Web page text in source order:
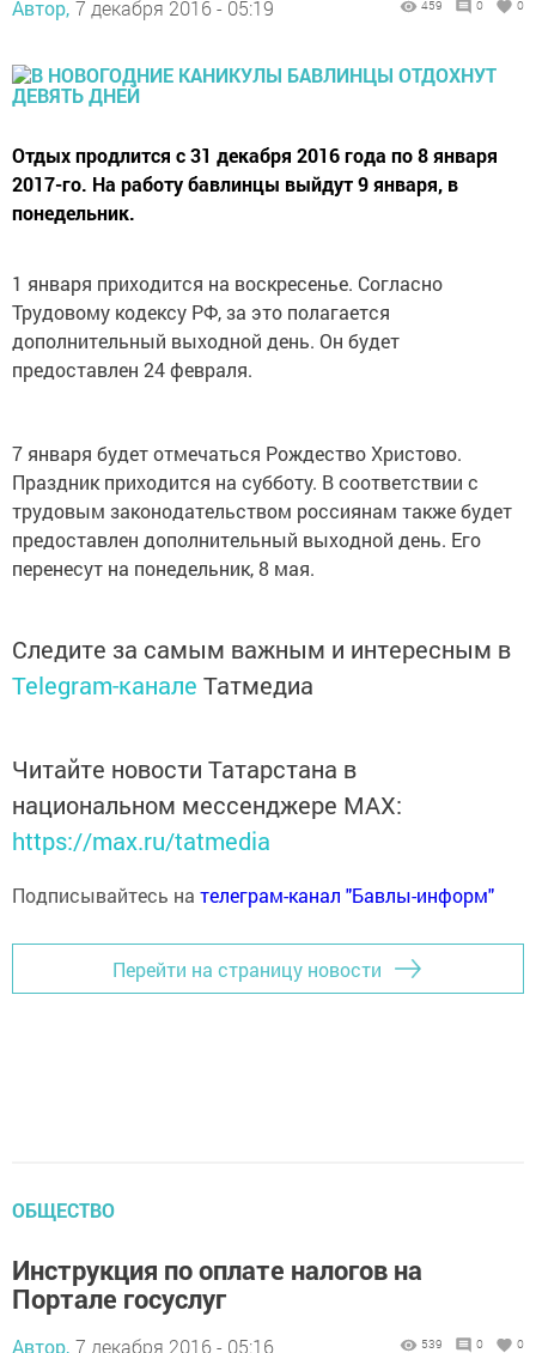
Автор, 7 декабря 2016 - 05:19 459 0 0
Отдых продлится с 31 декабря 2016 года по 8 января
2017-го. На работу бавлинцы выйдут 9 января, в
понедельник.
1 января приходится на воскресенье. Согласно
Трудовому кодексу РФ, за это полагается
дополнительный выходной день. Он будет
предоставлен 24 февраля.
7 января будет отмечаться Рождество Христово.
Праздник приходится на субботу. В соответствии с
трудовым законодательством россиянам также будет
предоставлен дополнительный выходной день. Его
перенесут на понедельник, 8 мая.
Следите за самым важным и интересным в
Telegram-канале Татмедиа
Читайте новости Татарстана в
национальном мессенджере MАХ:
https://max.ru/tatmedia
Подписывайтесь на телеграм-канал "Бавлы-информ"
Перейти на страницу новости
ОБЩЕСТВО
Инструкция по оплате налогов на
Портале госуслуг
Автор, 7 декабря 2016 - 05:16 539 0 0